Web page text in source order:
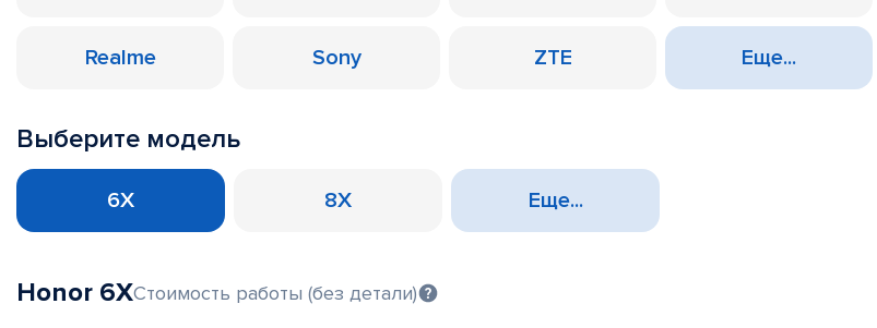
Realme Sony ZTE Еще...
Выберите модель
6X 8X Еще...
Honor 6XСтоимость работы (без детали)